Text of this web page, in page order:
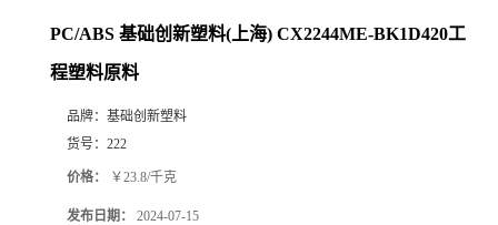
PC/ABS 基础创新塑料(上海) CX2244ME-BK1D420工
程塑料原料
品牌： 基础创新塑料
货号： 222
价格： ￥23.8/千克
发布日期： 2024-07-15